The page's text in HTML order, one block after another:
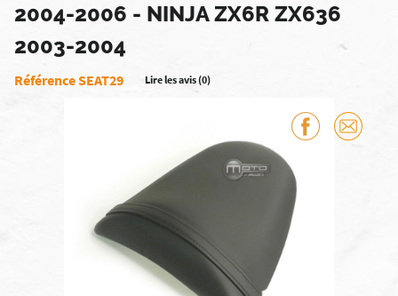
2004-2006 - NINJA ZX6R ZX636
2003-2004
Référence SEAT29 Lire les avis (0)